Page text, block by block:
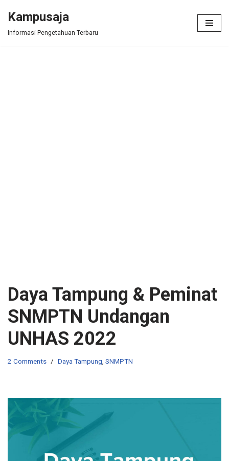
Skip
Kampusaja
Informasi Pengetahuan Terbaru
Daya Tampung & Peminat
SNMPTN Undangan
UNHAS 2022
2 Comments Daya Tampung SNMPTN